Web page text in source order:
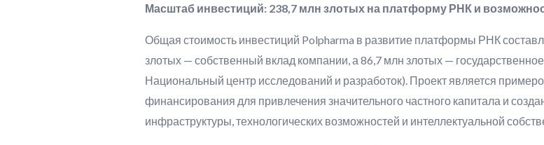
Масштаб инвестиций: 238,7 млн злотых на платформу РНК и
Общая стоимость инвестиций Polpharma в развитие платформы РНК
злотых — собственный вклад компании, а 86,7 млн ​​злотых —
Национальный центр исследований и разработок). Проект является
финансирования для привлечения значительного частного капитала и
инфраструктуры, технологических возможностей и интеллектуальной